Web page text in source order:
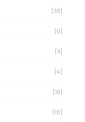
[36]
[0]
[9]
[4]
[16]
[10]